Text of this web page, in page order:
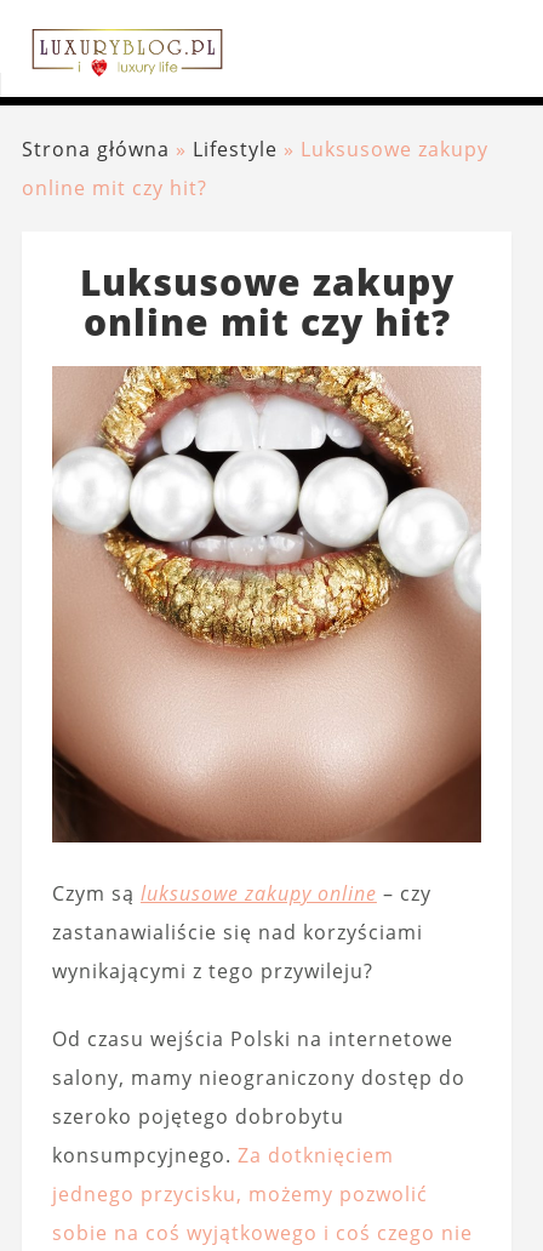
Strona główna » Lifestyle » Luksusowe zakupy
online mit czy hit?
Luksusowe zakupy
online mit czy hit?
Czym są luksusowe zakupy online – czy
zastanawialiście się nad korzyściami
wynikającymi z tego przywileju?
Od czasu wejścia Polski na internetowe
salony, mamy nieograniczony dostęp do
szeroko pojętego dobrobytu
konsumpcyjnego. Za dotknięciem
jednego przycisku, możemy pozwolić
sobie na coś wyjątkowego i coś czego nie